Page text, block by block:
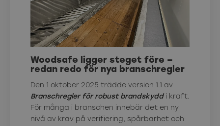
Woodsafe ligger steget före –
redan redo för nya branschregler
Den 1 oktober 2025 trädde version 1.1 av
Branschregler för robust brandskyddi kraft.
För många i branschen innebär det en ny
nivå av krav på verifiering, spårbarhet och